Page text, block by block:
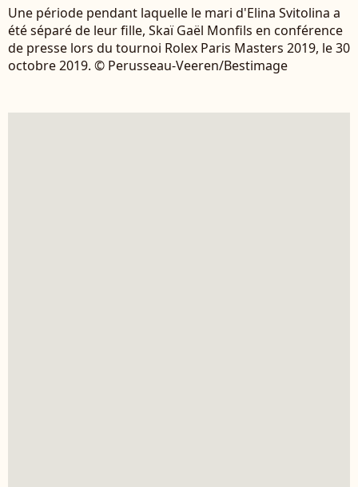
Une période pendant laquelle le mari d'Elina Svitolina a
été séparé de leur fille, Skaï Gaël Monfils en conférence
de presse lors du tournoi Rolex Paris Masters 2019, le 30
octobre 2019. © Perusseau-Veeren/Bestimage